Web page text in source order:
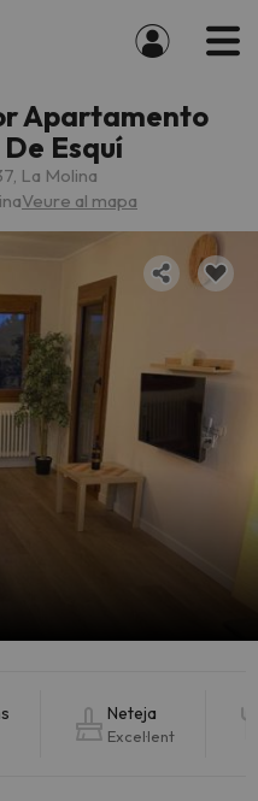
Apartamento
Esquí
La Molina
Veure al mapa
Neteja
Excel·lent